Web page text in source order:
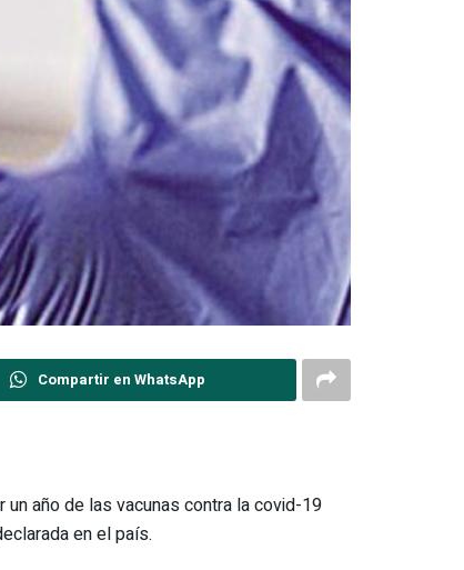
Compartir en WhatsApp
año de las vacunas contra la covid-19
en el país.